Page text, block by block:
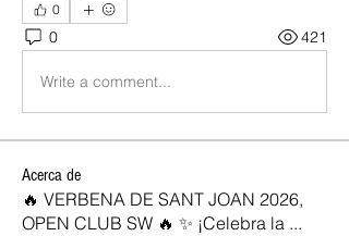
0
0 421
Write a comment...
Acerca de
🔥 VERBENA DE SANT JOAN 2026,
OPEN CLUB SW 🔥 ✨ ¡Celebra la ...